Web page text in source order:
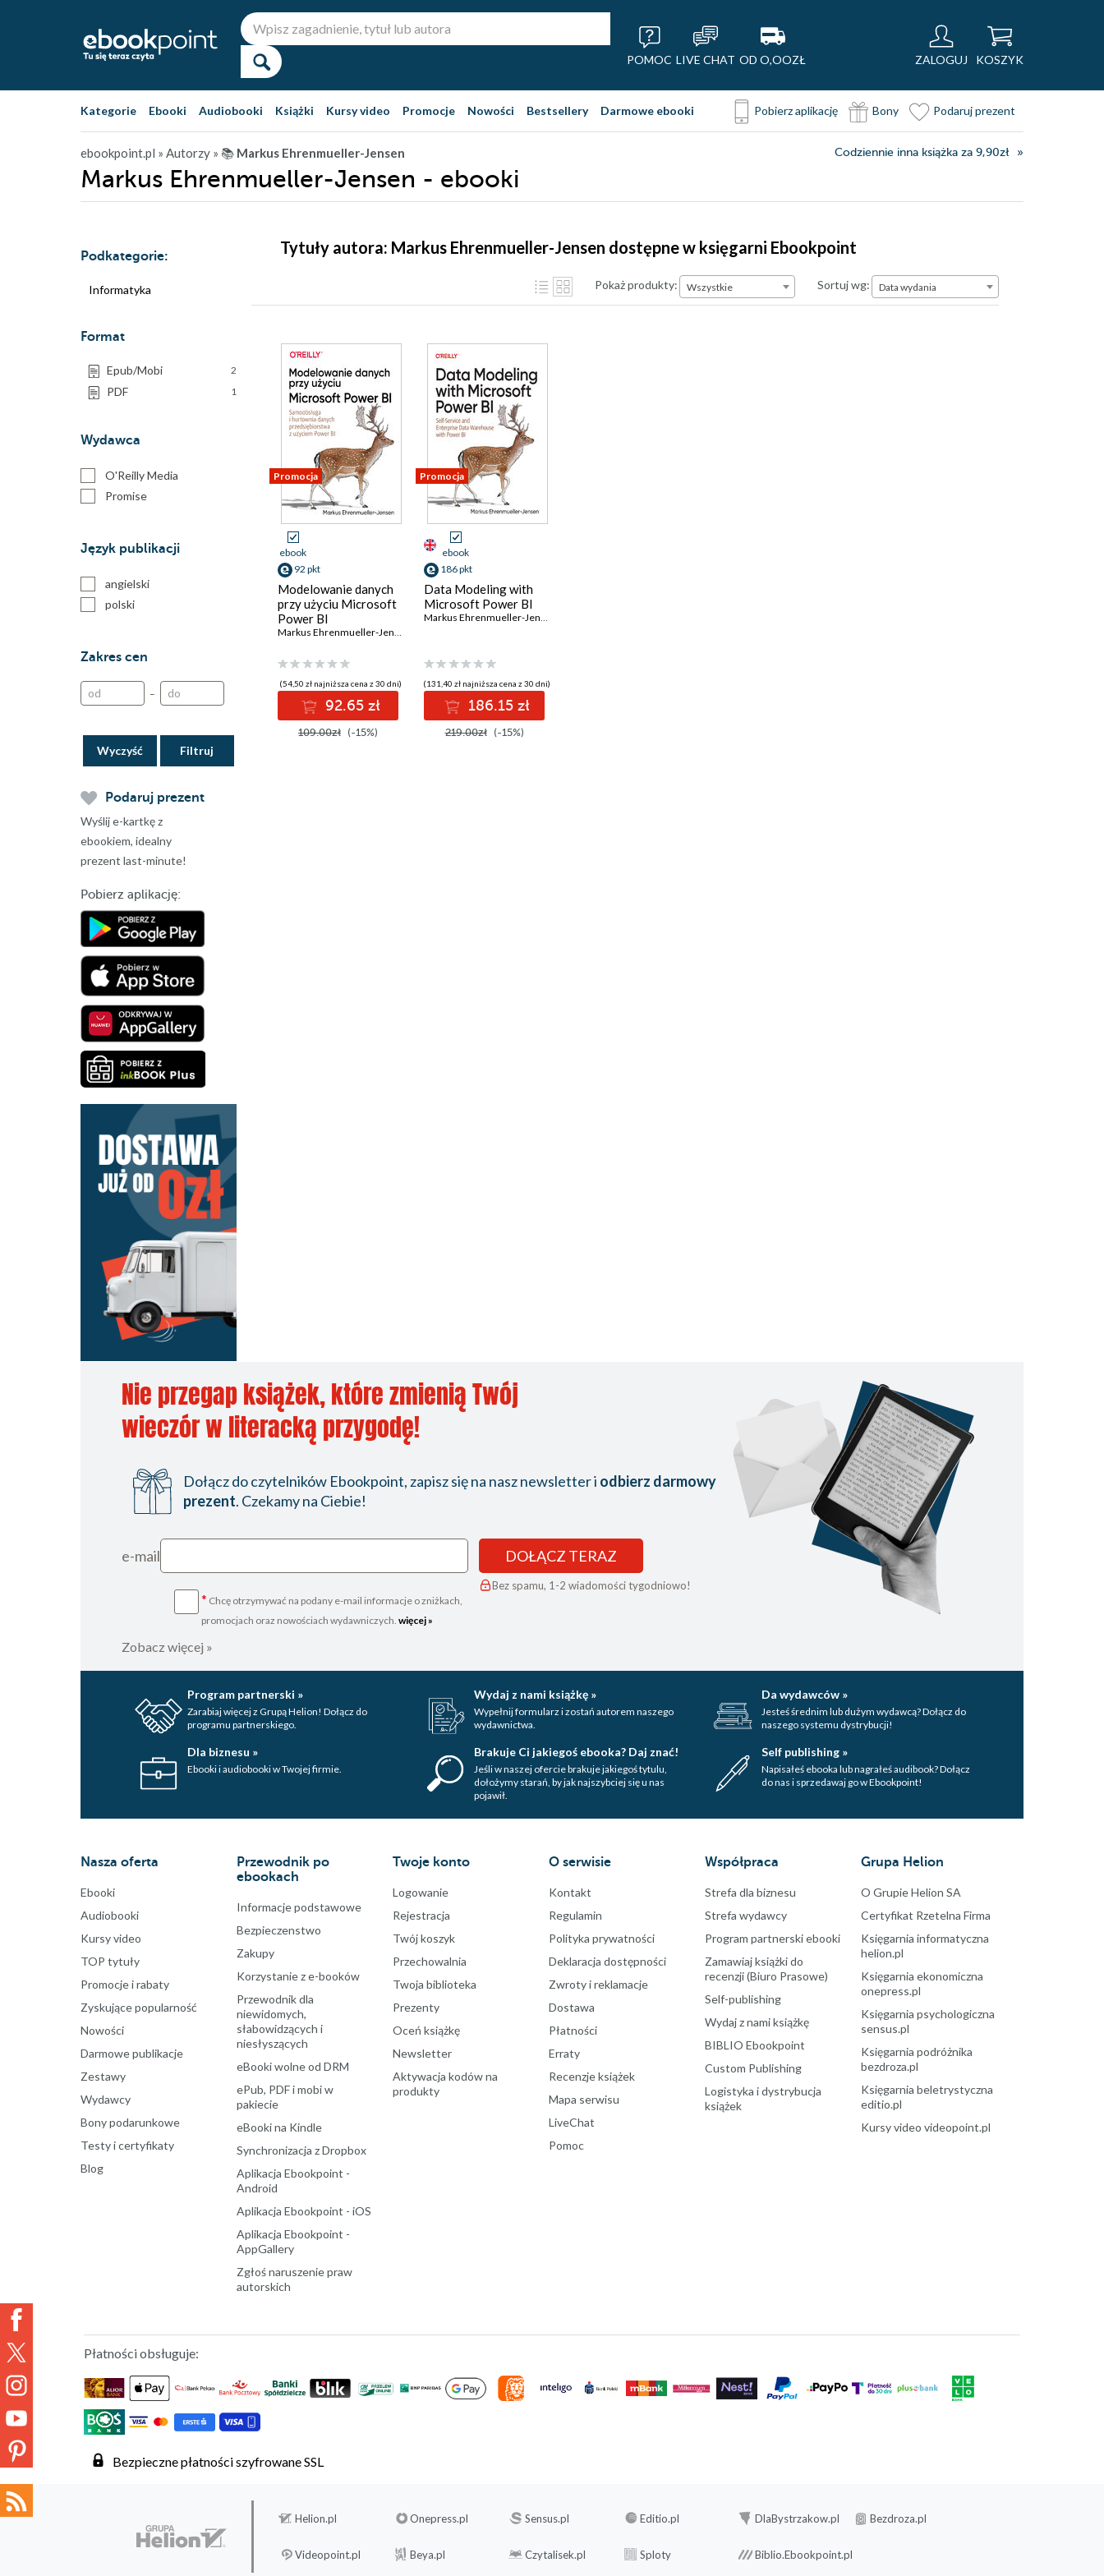
POMOC LIVE CHAT OD O,OOZŁ ZALOGUJ KOSZYK
Kategorie Ebooki Audiobooki Książki Kursy video Promocje Nowości Bestsellery Darmowe ebooki Pobierz aplikację Bony Podaruj prezent
ebookpoint.pl » Autorzy » 📚 Markus Ehrenmueller-Jensen Codziennie inna książka za 9,90zł
Markus Ehrenmueller-Jensen - ebooki
Podkategorie:
Informatyka
Format
Epub/Mobi 2
PDF 1
Wydawca
O'Reilly Media
Promise
Język publikacji
angielski
polski
Zakres cen
–
Wyczyść
Podaruj prezent
Wyślij e-kartkę z
ebookiem, idealny
prezent last-minute!
Pobierz aplikację:
Tytuły autora: Markus Ehrenmueller-Jensen dostępne w księgarni Ebookpoint
Pokaż produkty: Wszystkie Sortuj wg:Data wydania
Data wydania
Promocja
ebook
92 pkt
Modelowanie danych
przy użyciu Microsoft
Power BI
Markus Ehrenmueller-Jensen
(54,50 zł najniższa cena z 30 dni)
92.65 zł
109.00zł (-15%)
Promocja
ebook
186 pkt
Data Modeling with
Microsoft Power BI
Markus Ehrenmueller-Jensen
(131,40 zł najniższa cena z 30 dni)
186.15 zł
219.00zł (-15%)
Nie przegap książek, które zmienią Twój
wieczór w literacką przygodę!
Dołącz do czytelników Ebookpoint, zapisz się na nasz newsletter i odbierz darmowy
prezent. Czekamy na Ciebie!
e-mail
* Chcę otrzymywać na podany e-mail informacje o zniżkach,
promocjach oraz nowościach wydawniczych. więcej »
DOŁĄCZ TERAZ
Bez spamu, 1-2 wiadomości tygodniowo!
Zobacz więcej »
Program partnerski »
Zarabiaj więcej z Grupą Helion! Dołącz do
programu partnerskiego.
Wydaj z nami książkę »
Wypełnij formularz i zostań autorem naszego
wydawnictwa.
Da wydawców »
Jesteś średnim lub dużym wydawcą? Dołącz do
naszego systemu dystrybucji!
Dla biznesu »
Ebooki i audiobooki w Twojej firmie.
Brakuje Ci jakiegoś ebooka? Daj znać!
Jeśli w naszej ofercie brakuje jakiegoś tytulu,
dołożymy starań, by jak najszybciej się u nas
pojawił.
Self publishing »
Napisałeś ebooka lub nagrałeś audibook? Dołącz
do nas i sprzedawaj go w Ebookpoint!
Nasza oferta
Ebooki
Audiobooki
Kursy video
TOP tytuły
Promocje i rabaty
Zyskujące popularność
Nowości
Darmowe publikacje
Zestawy
Wydawcy
Bony podarunkowe
Testy i certyfikaty
Blog
Przewodnik po
ebookach
Informacje podstawowe
Bezpieczenstwo
Zakupy
Korzystanie z e-booków
Przewodnik dla
niewidomych,
słabowidzących i
niesłyszących
eBooki wolne od DRM
ePub, PDF i mobi w
pakiecie
eBooki na Kindle
Synchronizacja z Dropbox
Aplikacja Ebookpoint -
Android
Aplikacja Ebookpoint - iOS
Aplikacja Ebookpoint -
AppGallery
Zgłoś naruszenie praw
autorskich
Twoje konto
Logowanie
Rejestracja
Twój koszyk
Przechowalnia
Twoja biblioteka
Prezenty
Oceń książkę
Newsletter
Aktywacja kodów na
produkty
O serwisie
Kontakt
Regulamin
Polityka prywatności
Deklaracja dostępności
Zwroty i reklamacje
Dostawa
Płatności
Erraty
Recenzje książek
Mapa serwisu
LiveChat
Pomoc
Współpraca
Strefa dla biznesu
Strefa wydawcy
Program partnerski ebooki
Zamawiaj książki do
recenzji (Biuro Prasowe)
Self-publishing
Wydaj z nami książkę
BIBLIO Ebookpoint
Custom Publishing
Logistyka i dystrybucja
książek
Grupa Helion
O Grupie Helion SA
Certyfikat Rzetelna Firma
Księgarnia informatyczna
helion.pl
Księgarnia ekonomiczna
onepress.pl
Księgarnia psychologiczna
sensus.pl
Księgarnia podróżnika
bezdroza.pl
Księgarnia beletrystyczna
editio.pl
Kursy video videopoint.pl
Płatności obsługuje:
Bezpieczne płatności szyfrowane SSL
Helion.pl Onepress.pl Sensus.pl Editio.pl DlaBystrzakow.pl Bezdroza.pl
Videopoint.pl Beya.pl Czytalisek.pl Sploty Biblio.Ebookpoint.pl